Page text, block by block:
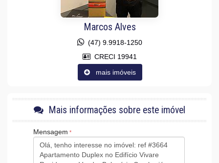
Cozinha Americana
Características do Empreendimento
Quiosque Externo
Piscina Infantil
Câmeras de Segurança
Elevador
Entrada para Banhistas
Box de Praia
Hall Decorado e Mobiliado
Marcos Alves
(47) 9.9918-1250
CRECI 19941
mais imóveis
Mais informações sobre este imóvel
Mensagem